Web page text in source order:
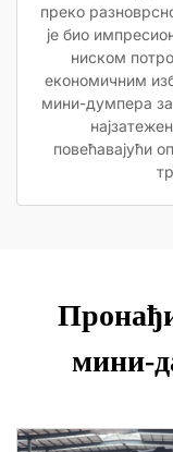
преко
је био
ниском
економичним
мини-думпера за
повећавајући
мини-